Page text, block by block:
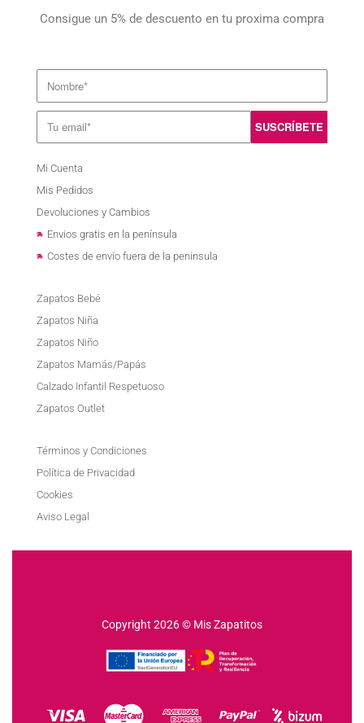
Consigue un 5% de descuento en tu proxima compra
Mi Cuenta
Mis Pedidos
Devoluciones y Cambios
Envios gratis en la península
Costes de envío fuera de la peninsula
Zapatos Bebé
Zapatos Niña
Zapatos Niño
Zapatos Mamás/Papás
Calzado Infantil Respetuoso
Zapatos Outlet
Términos y Condiciones
Política de Privacidad
Cookies
Aviso Legal
Copyright 2026 © Mis Zapatitos